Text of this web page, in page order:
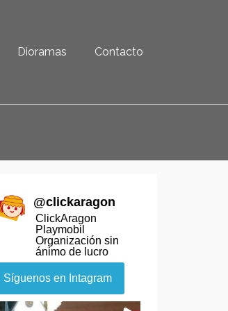
Dioramas Contacto
@clickaragon
ClickAragon
Playmobil
Organización sin
ánimo de lucro
Síguenos en Intagram